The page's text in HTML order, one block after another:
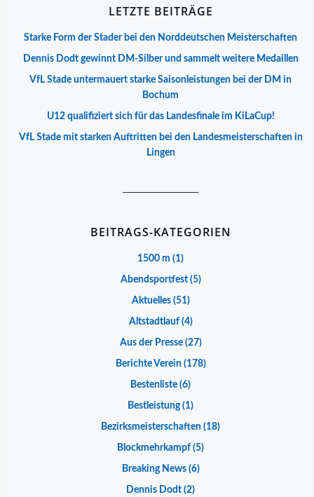
LETZTE BEITRÄGE
Starke Form der Stader bei den Norddeutschen Meisterschaften
Dennis Dodt gewinnt DM-Silber und sammelt weitere Medaillen
VfL Stade untermauert starke Saisonleistungen bei der DM in
Bochum
U12 qualifiziert sich für das Landesfinale im KiLaCup!
VfL Stade mit starken Auftritten bei den Landesmeisterschaften in
Lingen
BEITRAGS-KATEGORIEN
1500 m (1)
Abendsportfest(5)
Aktuelles(51)
Altstadtlauf(4)
Aus der Presse(27)
Berichte Verein(178)
Bestenliste (6)
Bestleistung(1)
Bezirksmeisterschaften (18)
Blockmehrkampf (5)
Breaking News(6)
Dennis Dodt (2)